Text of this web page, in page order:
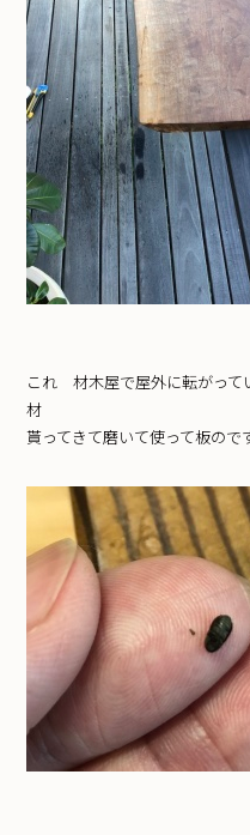
これ 材木屋で屋外に転がって
材
貰ってきて磨いて使って板の